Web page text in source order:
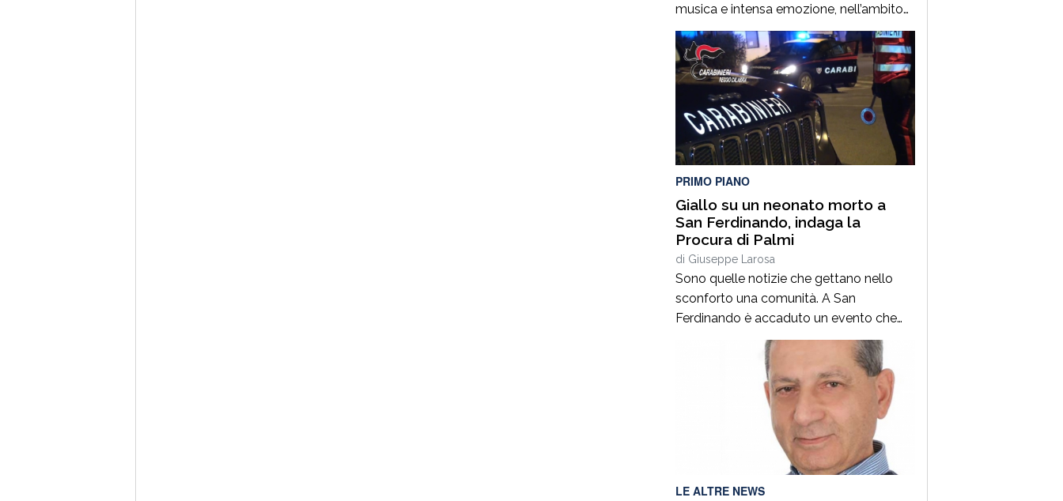
musica e intensa emozione, nell’ambito
dell’evento “Grandi Concerti”, che ha visto
protagonista il Maestro Cettina Nicolosi,
sul podio della Grande Orchestra
Sinfonica “Tosti” e del Coro Lirico
“Salecchi” Città di Chieti.Davanti a un
pubblico numeroso e partecipe, la
musica ha conquistato […]
PRIMO PIANO
Giallo su un neonato morto a
San Ferdinando, indaga la
Procura di Palmi
di Giuseppe Larosa
Sono quelle notizie che gettano nello
sconforto una comunità. A San
Ferdinando è accaduto un evento che
lascia senza parole chiunque specie
quando c’è il corpo senza vita di un
neonato,. La Procura di Palmi ha attivato
le indagini per fare luce sull’accaduto.
Non si hanno al momento, notizie certe
sul decesso, si stanno battendo […]
LE ALTRE NEWS